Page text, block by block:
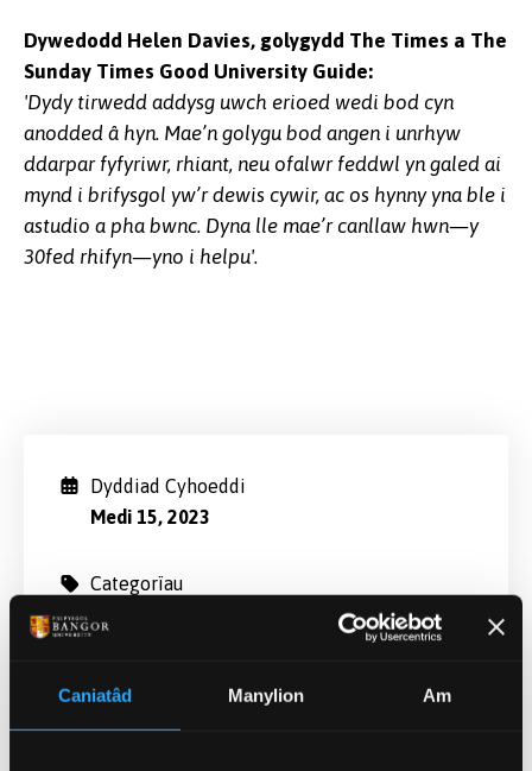
Caniatâd Manylion Am
Dywedodd Helen Davies, golygydd The Times a The
Sunday Times Good University Guide:
'Dydy tirwedd addysg uwch erioed wedi bod cyn
anodded â hyn. Mae’n golygu bod angen i unrhyw
ddarpar fyfyriwr, rhiant, neu ofalwr feddwl yn galed ai
mynd i brifysgol yw’r dewis cywir, ac os hynny yna ble i
astudio a pha bwnc. Dyna lle mae’r canllaw hwn—y
30fed rhifyn—yno i helpu'.
Dyddiad Cyhoeddi
Medi 15, 2023
Categorïau
Newyddion Perthnasol